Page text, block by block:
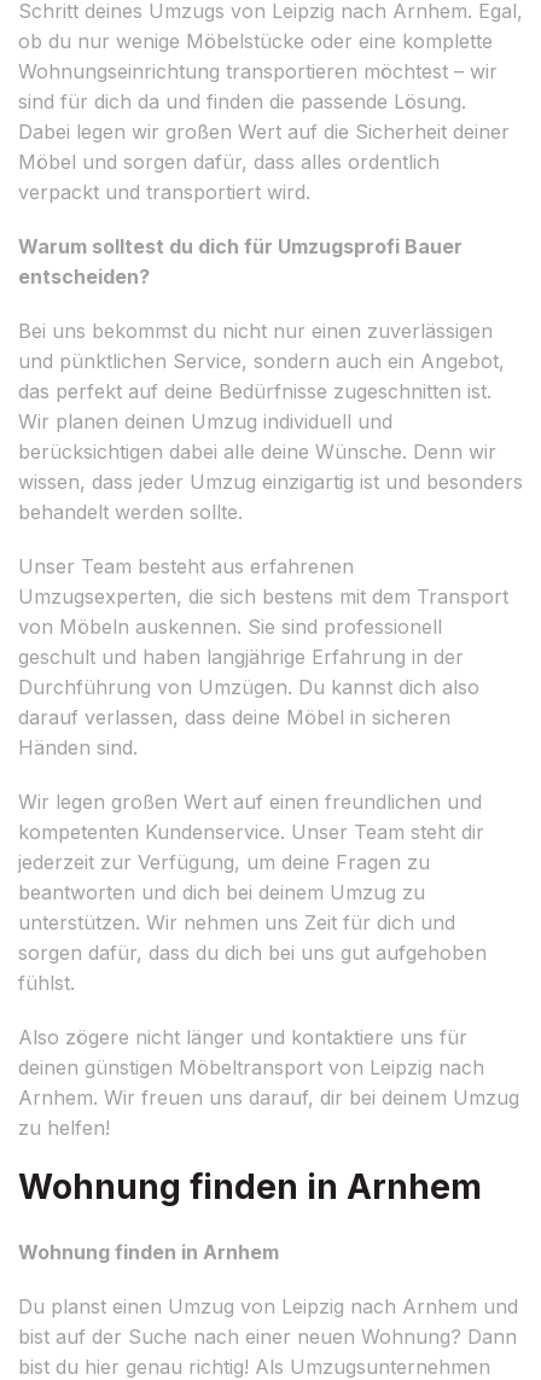
Schritt deines Umzugs von Leipzig nach Arnhem. Egal,
ob du nur wenige Möbelstücke oder eine komplette
Wohnungseinrichtung transportieren möchtest – wir
sind für dich da und finden die passende Lösung.
Dabei legen wir großen Wert auf die Sicherheit deiner
Möbel und sorgen dafür, dass alles ordentlich
verpackt und transportiert wird.
Warum solltest du dich für Umzugsprofi Bauer
entscheiden?
Bei uns bekommst du nicht nur einen zuverlässigen
und pünktlichen Service, sondern auch ein Angebot,
das perfekt auf deine Bedürfnisse zugeschnitten ist.
Wir planen deinen Umzug individuell und
berücksichtigen dabei alle deine Wünsche. Denn wir
wissen, dass jeder Umzug einzigartig ist und besonders
behandelt werden sollte.
Unser Team besteht aus erfahrenen
Umzugsexperten, die sich bestens mit dem Transport
von Möbeln auskennen. Sie sind professionell
geschult und haben langjährige Erfahrung in der
Durchführung von Umzügen. Du kannst dich also
darauf verlassen, dass deine Möbel in sicheren
Händen sind.
Wir legen großen Wert auf einen freundlichen und
kompetenten Kundenservice. Unser Team steht dir
jederzeit zur Verfügung, um deine Fragen zu
beantworten und dich bei deinem Umzug zu
unterstützen. Wir nehmen uns Zeit für dich und
sorgen dafür, dass du dich bei uns gut aufgehoben
fühlst.
Also zögere nicht länger und kontaktiere uns für
deinen günstigen Möbeltransport von Leipzig nach
Arnhem. Wir freuen uns darauf, dir bei deinem Umzug
zu helfen!
Wohnung finden in Arnhem
Wohnung finden in Arnhem
Du planst einen Umzug von Leipzig nach Arnhem und
bist auf der Suche nach einer neuen Wohnung? Dann
bist du hier genau richtig! Als Umzugsunternehmen